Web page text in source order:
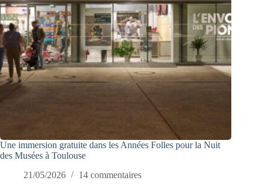
Une immersion gratuite dans les Années Folles pour la Nuit
des Musées à Toulouse
21/05/2026
14 commentaires